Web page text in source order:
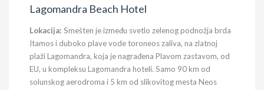
Lagomandra Beach Hotel
Lokacija: Smešten je između svetlo zelenog podnožja brda
Itamos i duboko plave vode toroneos zaliva, na zlatnoj
plaži Lagomandra, koja je nagrađena Plavom zastavom, od
EU, u kompleksu Lagomandra hoteli. Samo 90 km od
solunskog aerodroma i 5 km od slikovitog mesta Neos